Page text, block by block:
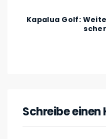
Kapalua Golf:
Schreibe